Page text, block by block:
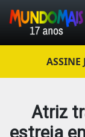
ASSINE
Atriz
estreia